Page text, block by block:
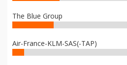
The Blue Group
Air-France-KLM-SAS(-TAP)